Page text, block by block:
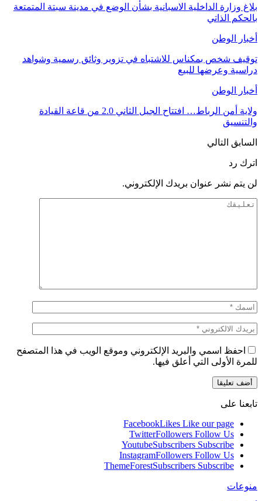
بلاغ وزارة الداخلية الاسبانية بشأن الوضع في مدينة سبتة المتمتعة
بالحكم الذاتي
أخبار الوطن
توقيف شخص بمكناس للاشتباه في تزوير وثائق رسمية وشواهد
دراسية وعرضها للبيع
أخبار الوطن
ولاية أمن الرباط… افتتاح الجيل الثاني 2.0 من قاعة القيادة
والتنسيق
السابق التالي
اترك رد
لن يتم نشر عنوان بريدك الإلكتروني.
احفظ اسمي والبريد الإلكتروني وموقع الويب في هذا المتصفح
للمرة الأولى التي أعلق فيها.
تابعنا على
FacebookLikes Like our page
TwitterFollowers Follow Us
YoutubeSubscribers Subscribe
InstagramFollowers Follow Us
ThemeForestSubscribers Subscribe
منوعات